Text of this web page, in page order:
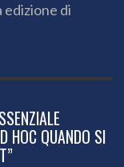
di
HOC QUANDO SI